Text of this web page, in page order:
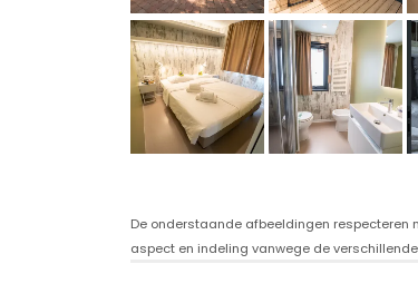
De onderstaande afbeeldingen respecteren
aspect en indeling vanwege de